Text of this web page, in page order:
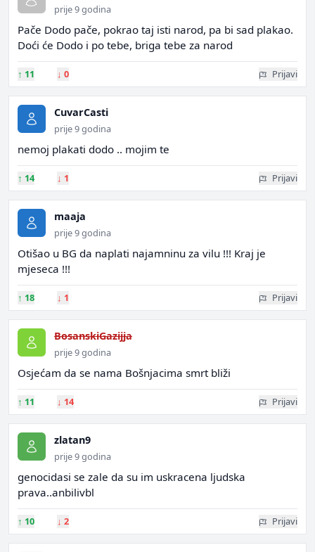
prije 9 godina
Pače Dodo pače, pokrao taj isti narod, pa bi sad plakao.
Doći će Dodo i po tebe, briga tebe za narod
↑ 11 ↓ 0 Prijavi
CuvarCasti
prije 9 godina
nemoj plakati dodo .. mojim te
↑ 14 ↓ 1 Prijavi
maaja
prije 9 godina
Otišao u BG da naplati najamninu za vilu !!! Kraj je
mjeseca !!!
↑ 18 ↓ 1 Prijavi
BosanskiGazijja
prije 9 godina
Osjećam da se nama Bošnjacima smrt bliži
↑ 11 ↓ 14 Prijavi
zlatan9
prije 9 godina
genocidasi se zale da su im uskracena ljudska
prava..anbilivbl
↑ 10 ↓ 2 Prijavi